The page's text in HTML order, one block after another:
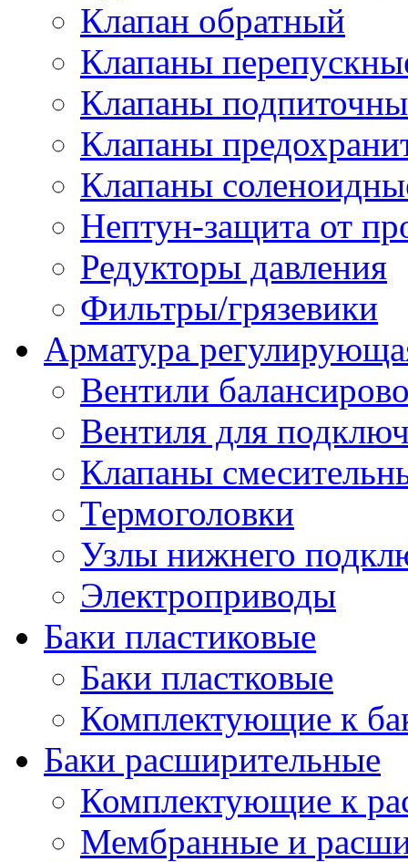
Клапан обратный
Клапаны
Клапаны
Клапаны
Клапаны
Нептун-защита от
Редукторы давления
Фильтры/грязевики
Арматура
Вентили
Вентиля для
Клапаны
Термоголовки
Узлы нижнего
Электроприводы
Баки пластиковые
Баки пластковые
Комплектующие к
Баки расширительные
Комплектующие к
Мембранные и